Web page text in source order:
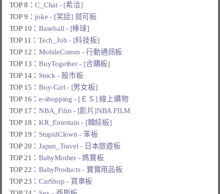
TOP 8：C_Chat - [希洽]
TOP 9：joke - [笑話] 就可板
TOP 10：Baseball - [棒球]
TOP 11：Tech_Job - [科技板]
TOP 12：MobileComm - 行動通訊板
TOP 13：BuyTogether - [合購板]
TOP 14： Stock - 股市板
TOP 15：Boy-Girl - [男女板]
TOP 16：e-shopping - [ＥＳ] 線上購物
TOP 17：NBA_Film - [影片]NBA FILM
TOP 18：KR_Entertain - [韓綜板]
TOP 19： StupidClown - 笨板
TOP 20：Japan_Travel - 日本旅遊板
TOP 21：BabyMother - 媽寶板
TOP 22：BabyProducts - 寶寶用品板
TOP 23：CarShop - 買車板